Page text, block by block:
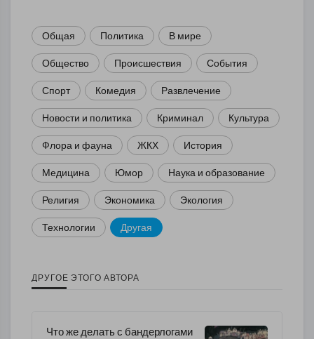
Общая Политика В мире
Общество Происшествия События
Спорт Комедия Развлечение
Новости и политика Криминал Культура
Флора и фауна ЖКХ История
Медицина Юмор Наука и образование
Религия Экономика Экология
Технологии Другая
ДРУГОЕ ЭТОГО АВТОРА
Что же делать с бандерлогами